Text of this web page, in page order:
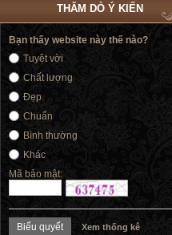
THĂM DÒ Ý KIẾN
Bạn thấy website này thế nào?
Tuyệt vời
Chất lượng
Đẹp
Chuẩn
Bình thường
Khác
Mã bảo mật:
Xem thống kê